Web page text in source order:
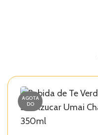
AGOTA
DO